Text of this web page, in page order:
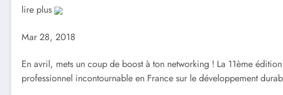
lire plus
Mar 28, 2018
En avril, mets un coup de boost à ton networking ! La 11ème
professionnel incontournable en France sur le développement